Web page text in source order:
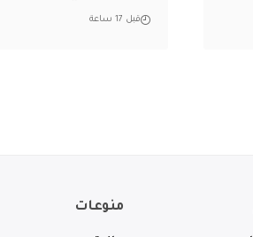
قبل 17 ساعة
منوعات